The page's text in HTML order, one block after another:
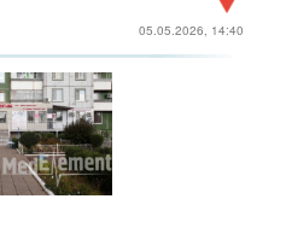
05.05.2026, 14:40